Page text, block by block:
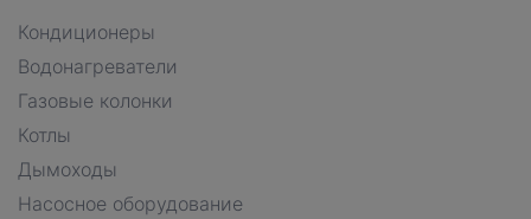
Кондиционеры
Водонагреватели
Газовые колонки
Котлы
Дымоходы
Насосное оборудование